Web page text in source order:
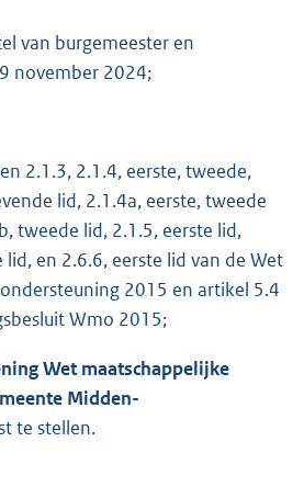
K
b
van burgemeester en
november 2024;
2.1.3, 2.1.4, eerste, tweede,
lid, 2.1.4a, eerste, tweede
tweede lid, 2.1.5, eerste lid,
lid, en 2.6.6, eerste lid van de Wet
2015 en artikel 5.4
Wmo 2015;
Wet maatschappelijke
Midden-
te stellen.